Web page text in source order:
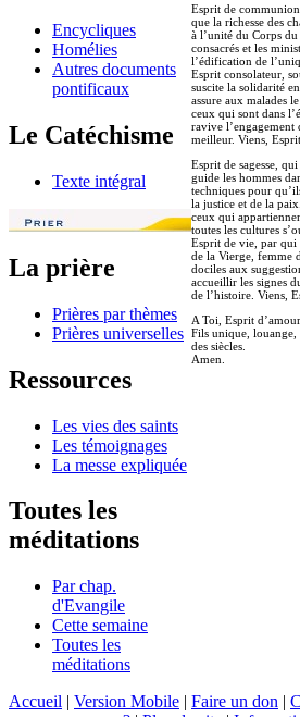
Encycliques
Homélies
Autres documents
pontificaux
Le Catéchisme
Texte intégral
La prière
Prières par thèmes
Prières universelles
Ressources
Les vies des saints
Les témoignages
La messe expliquée
Toutes les
méditations
Par chap.
d'Evangile
Cette semaine
Toutes les
méditations
Esprit de
que la richesse des
à l’unité du Corps
consacrés et les
l’édification de
Esprit consolateur,
suscite la solidarité
assure aux malades
ceux qui sont dans
ravive l’engagement
meilleur. Viens,
Esprit de sagesse,
guide les hommes
techniques pour
la justice et de la
ceux qui
toutes les cultures
Esprit de vie, par qui
de la Vierge, femme
dociles aux
accueillir les signes
de l’histoire. Viens,
A Toi, Esprit
Fils unique, louange,
des siècles.
Amen.
Accueil | Version Mobile | Faire un don |